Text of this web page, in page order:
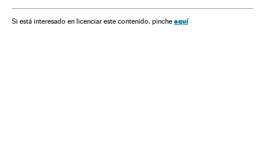
Si está interesado en licenciar este contenido, pinche aquí